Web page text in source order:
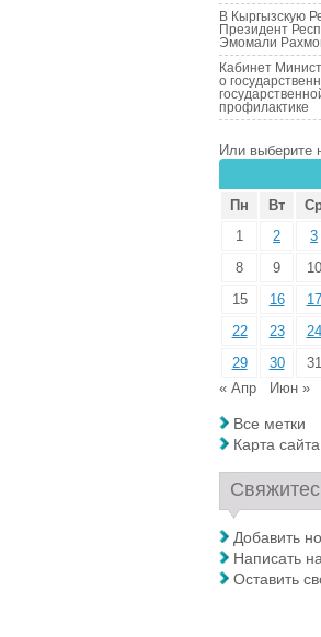
В Кыргызскую
Президент
Эмомали
Кабинет
о
профилактике
Или выберите
Пн
Вт
1
2 3
8
9 10
15
16 17
22
23 24
29
30
31
« Апр
Июн »
Все метки
Карта сайта
Добавить
Написать
Оставить